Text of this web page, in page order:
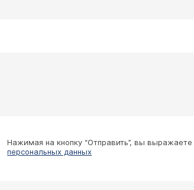
Нажимая на кнопку “Отправить”, вы
персональных данных